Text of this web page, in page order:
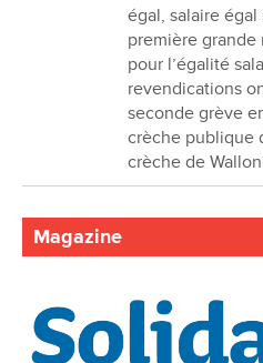
égal, salaire
première
pour l’égalité
revendications
seconde grève
crèche publique
crèche de
Magazine